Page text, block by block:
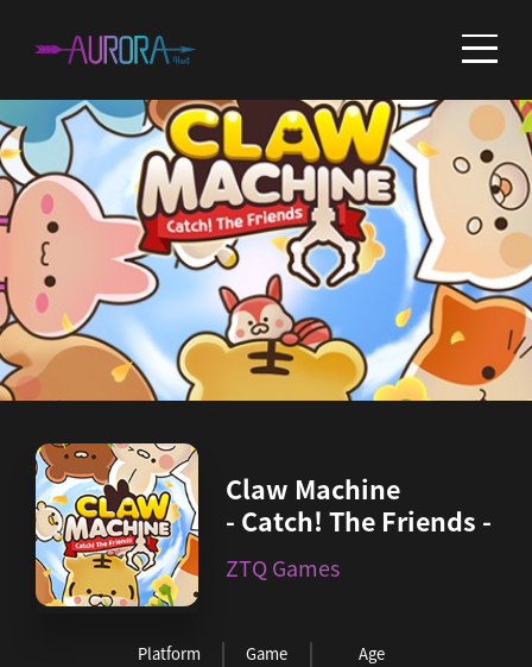
Claw Machine
- Catch! The Friends -
ZTQ Games
Platform Game Age